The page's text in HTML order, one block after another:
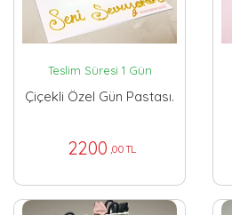
Teslim Süresi 1 Gün
Çiçekli Özel Gün Pastası.
2200 ,00 TL